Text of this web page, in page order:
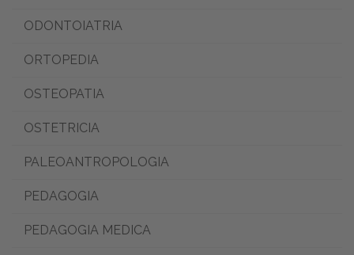
ODONTOIATRIA
ORTOPEDIA
OSTEOPATIA
OSTETRICIA
PALEOANTROPOLOGIA
PEDAGOGIA
PEDAGOGIA MEDICA